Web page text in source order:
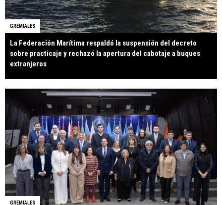
GREMIALES
La Federación Marítima respaldó la suspensión del decreto
sobre practicaje y rechazó la apertura del cabotaje a buques
extranjeros
GREMIALES